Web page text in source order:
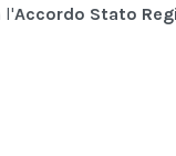
l'Accordo Stato